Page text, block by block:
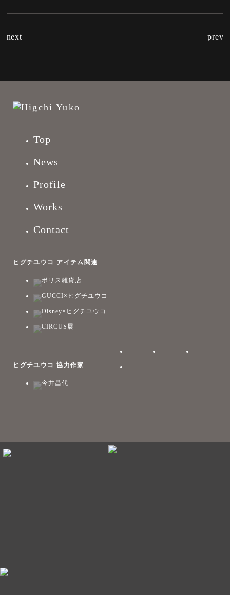
prev
next
Top
News
Profile
Works
Contact
ヒグチユウコ アイテム関連
ボリス雑貨店
GUCCI×ヒグチユウコ
Disney×ヒグチユウコ
CIRCUS展
ヒグチユウコ 協力作家
今井昌代